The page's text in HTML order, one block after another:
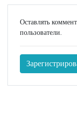
Оставлять
пользователи.